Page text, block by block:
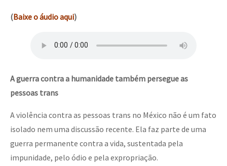
(Baixe o áudio aqui)
A guerra contra a humanidade também persegue as
pessoas trans
A violência contra as pessoas trans no México não é um fato
isolado nem uma discussão recente. Ela faz parte de uma
guerra permanente contra a vida, sustentada pela
impunidade, pelo ódio e pela expropriação.